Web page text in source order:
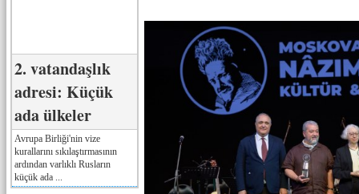
2. vatandaşlık
adresi: Küçük
ada ülkeler
Avrupa Birliği'nin vize
kurallarını sıkılaştırmasının
ardından varlıklı Rusların
küçük ada ...